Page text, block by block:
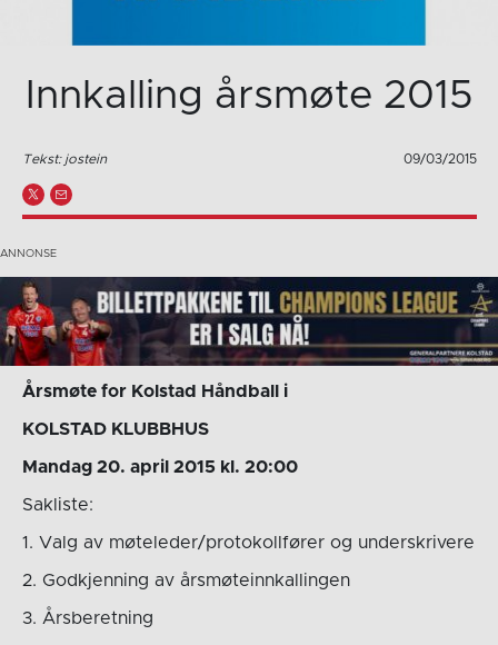
Innkalling årsmøte 2015
Tekst: jostein 09/03/2015
Årsmøte for Kolstad Håndball i
KOLSTAD KLUBBHUS
Mandag 20. april 2015 kl. 20:00
Sakliste:
1. Valg av møteleder/protokollfører og underskrivere
2. Godkjenning av årsmøteinnkallingen
3. Årsberetning